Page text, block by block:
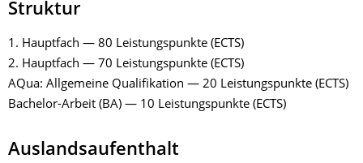
Struktur
1. Hauptfach — 80 Leistungspunkte (ECTS)
2. Hauptfach — 70 Leistungspunkte (ECTS)
AQua: Allgemeine Qualifikation — 20 Leistungspunkte (ECTS)
Bachelor-Arbeit (BA) — 10 Leistungspunkte (ECTS)
Auslandsaufenthalt